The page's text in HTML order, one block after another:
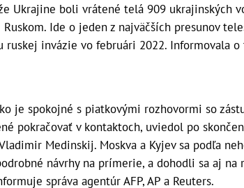
Ukrajine boli vrátené telá 909 ukrajinských
Ide o jeden z najväčších presunov
ruskej invázie vo februári 2022. Informovala
je spokojné s piatkovými rozhovormi so
pokračovať v kontaktoch, uviedol po
Medinskij. Moskva a Kyjev sa podľa
návrhy na prímerie, a dohodli sa aj
správa agentúr AFP, AP a Reuters.